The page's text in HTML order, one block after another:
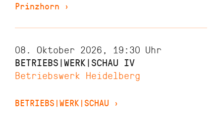
Prinzhorn ›
08. Oktober 2026, 19:30 Uhr
BETRIEBS|WERK|SCHAU IV
Betriebswerk Heidelberg
BETRIEBS|WERK|SCHAU ›